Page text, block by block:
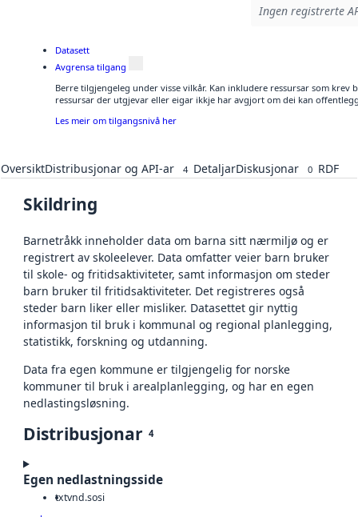
Ingen registrerte
Datasett
Avgrensa tilgang
Berre tilgjengeleg under visse vilkår. Kan inkludere ressursar som
ressursar der utgjevar eller eigar ikkje har avgjort om dei kan
Les meir om tilgangsnivå her
OversiktDistribusjonar og API-ar 4 DetaljarDiskusjonar 0 RDF
Skildring
Barnetråkk inneholder data om barna sitt nærmiljø og er
registrert av skoleelever. Data omfatter veier barn bruker
til skole- og fritidsaktiviteter, samt informasjon om steder
barn bruker til fritidsaktiviteter. Det registreres også
steder barn liker eller misliker. Datasettet gir nyttig
informasjon til bruk i kommunal og regional planlegging,
statistikk, forskning og utdanning.
Data fra egen kommune er tilgjengelig for norske
kommuner til bruk i arealplanlegging, og har en egen
nedlastingsløsning.
Distribusjonar 4
Egen nedlastningsside
txtvnd.sosi